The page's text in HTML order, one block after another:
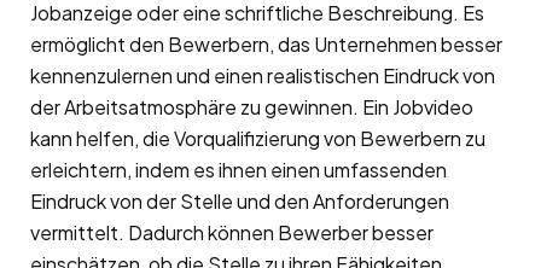
Jobanzeige oder eine schriftliche Beschreibung. Es
ermöglicht den Bewerbern, das Unternehmen besser
kennenzulernen und einen realistischen Eindruck von
der Arbeitsatmosphäre zu gewinnen. Ein Jobvideo
kann helfen, die Vorqualifizierung von Bewerbern zu
erleichtern, indem es ihnen einen umfassenden
Eindruck von der Stelle und den Anforderungen
vermittelt. Dadurch können Bewerber besser